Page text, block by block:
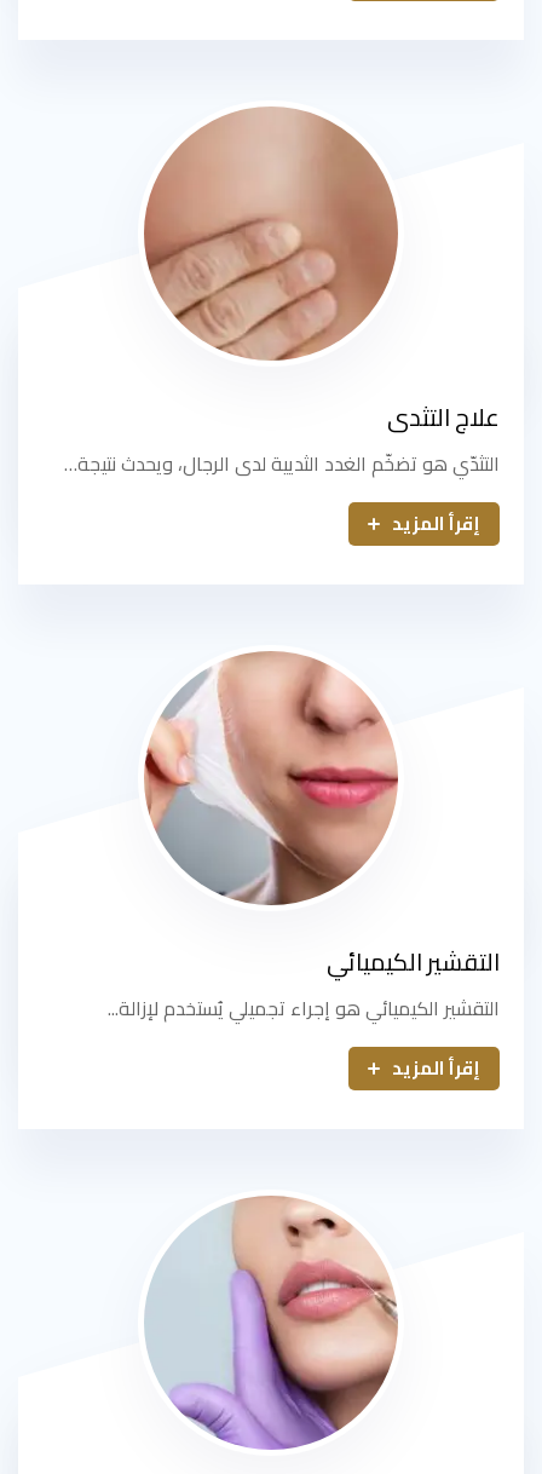
علاج التثدى
التثدّي هو تضخّم الغدد الثديية لدى الرجال، ويحدث نتيجة…
إقرأ المزيد
التقشير الكيميائي
التقشير الكيميائي هو إجراء تجميلي يُستخدم لإزالة...
إقرأ المزيد